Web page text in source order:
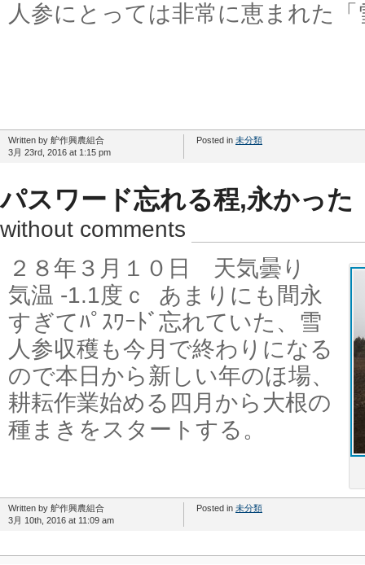
人参にとっては非常に恵まれた
Written by 舮作興農組合
3月 23rd, 2016 at 1:15 pm
Posted in 未分類
パスワード忘れる程,永かった
without comments
２８年３月１０日 天気曇り
気温 -1.1度ｃ あまりにも間永
すぎてﾊﾟｽﾜｰﾄﾞ忘れていた、雪
人参収穫も今月で終わりになる
ので本日から新しい年のほ場、
耕耘作業始める四月から大根の
種まきをスタートする。
Written by 舮作興農組合
3月 10th, 2016 at 11:09 am
Posted in 未分類